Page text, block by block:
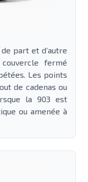
part et d’autre
fermé
Les points
de cadenas ou
la 903 est
ou amenée à